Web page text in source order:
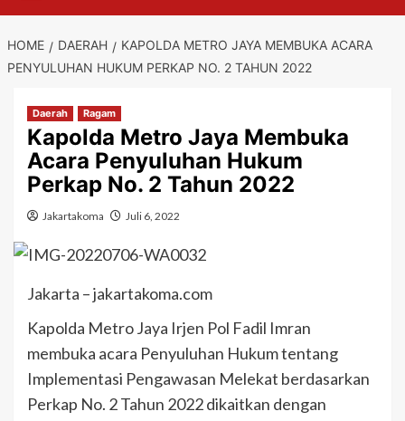
HOME DAERAH
KAPOLDA METRO JAYA MEMBUKA ACARA
PENYULUHAN HUKUM PERKAP NO. 2 TAHUN 2022
Daerah Ragam
Kapolda Metro Jaya Membuka
Acara Penyuluhan Hukum
Perkap No. 2 Tahun 2022
Jakartakoma Juli 6, 2022
Jakarta – jakartakoma.com
Kapolda Metro Jaya Irjen Pol Fadil Imran
membuka acara Penyuluhan Hukum tentang
Implementasi Pengawasan Melekat berdasarkan
Perkap No. 2 Tahun 2022 dikaitkan dengan